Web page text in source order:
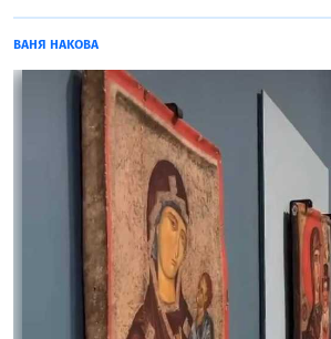
ВАНЯ НАКОВА